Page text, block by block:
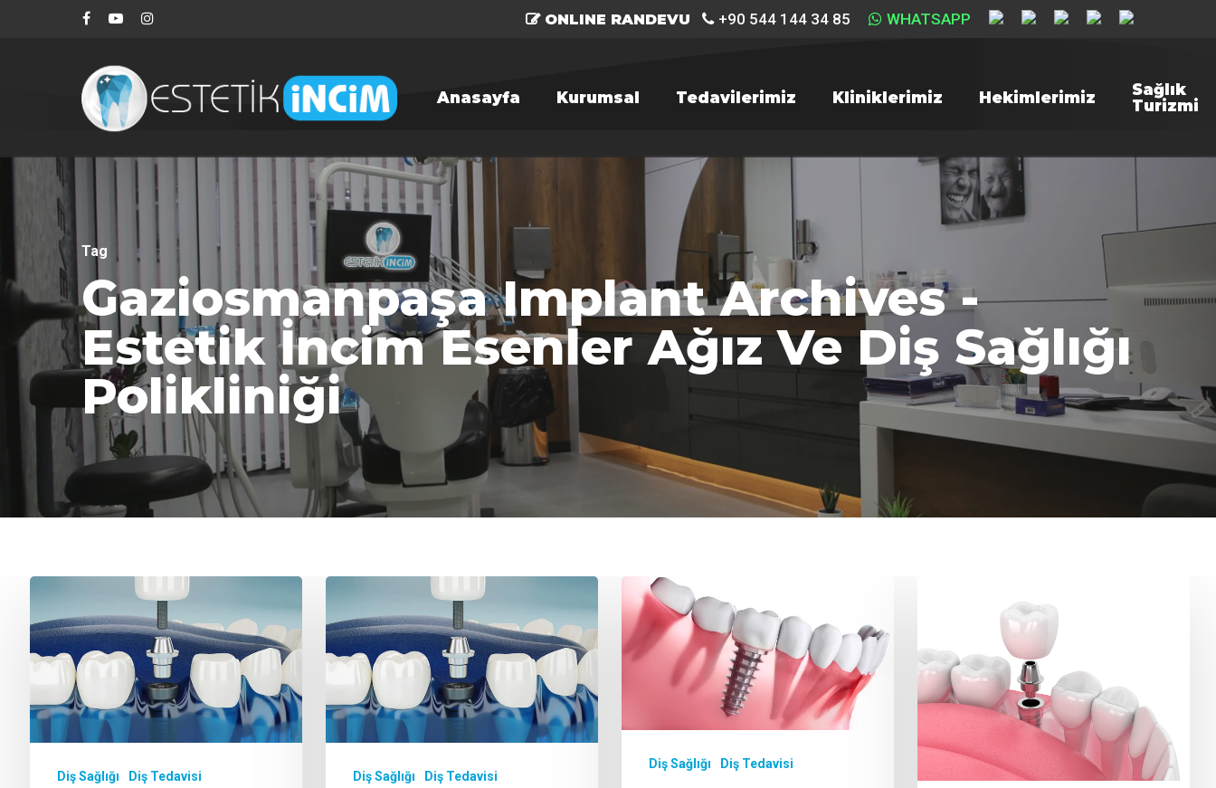
ONLINE RANDEVU +90 544 144 34 85 WHATSAPP
Aramak istediğiniz kelimeyi yazarak ENTER'a basın.
Anasayfa Kurumsal Tedavilerimiz Kliniklerimiz Hekimlerimiz
Sağlık
Turizmi
Tag
Gaziosmanpaşa Implant Archives -
Estetik İncim Esenler Ağız Ve Diş Sağlığı
Polikliniği
Diş Sağlığı Diş Tedavisi Diş Sağlığı Diş Tedavisi
Diş Sağlığı Diş Tedavisi